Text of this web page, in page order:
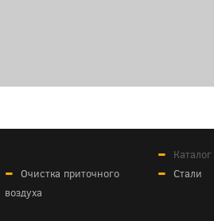
Очистка приточного
воздуха
Стали